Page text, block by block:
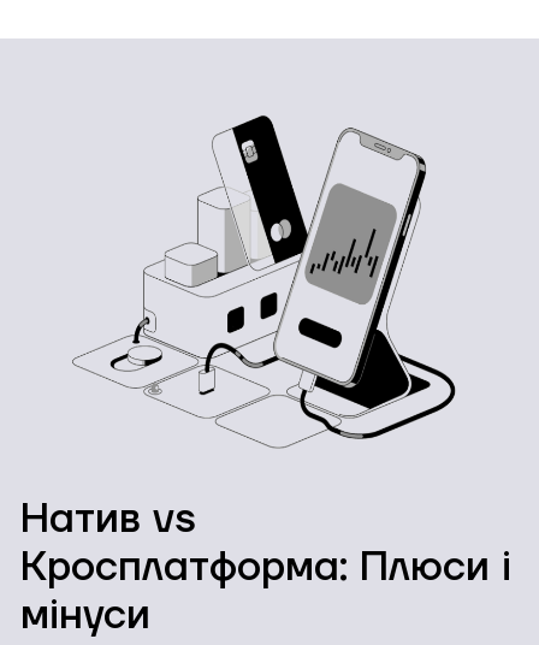
Натив vs
Кросплатформа: Плюси і
мінуси